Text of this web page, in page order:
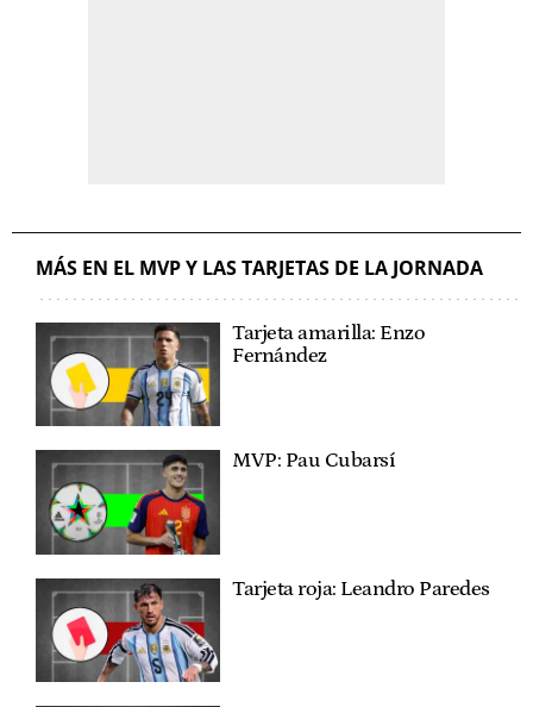
MÁS EN EL MVP Y LAS TARJETAS DE LA JORNADA
Tarjeta amarilla: Enzo
Fernández
MVP: Pau Cubarsí
Tarjeta roja: Leandro Paredes